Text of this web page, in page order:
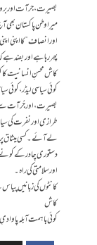
بصیرت، جرآت اور
میرا وطن پاکستان بھی
اور انصاف” کا اپنی
پھِر رہا ہے اور بضد
کاش محسنِ انسانیت کا
کوئی سیاسی لیڈر،
بصیرت، اور جُرآت
طرازی اور نفرت کی
لے آئے۔ کسی میثاق پر
دستوری چادر کے کونے
اور سلامتی کی راہ۔
کانٹوں کی زبانیں
کاش
کوئی باہمت آبلہ پا